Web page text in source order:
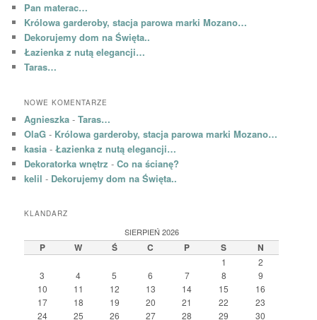
Pan materac…
Królowa garderoby, stacja parowa marki Mozano…
Dekorujemy dom na Święta..
Łazienka z nutą elegancji…
Taras…
NOWE KOMENTARZE
Agnieszka -Taras…
OlaG - Królowa garderoby, stacja parowa marki Mozano…
kasia -Łazienka z nutą elegancji…
Dekoratorka wnętrz -Co na ścianę?
kelil - Dekorujemy dom na Święta..
KLANDARZ
SIERPIEŃ 2026
P W Ś C P S N
1
2
3
4 5 6 7 8
9
10
11 12 13 14 15
16
17
18 19 20 21 22
23
24
25 26 27 28 29 30